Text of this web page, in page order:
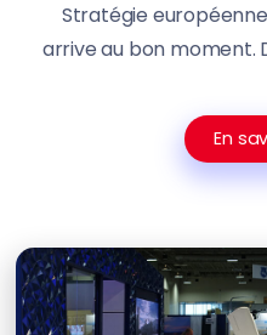
Stratégie
arrive au bon moment.
En